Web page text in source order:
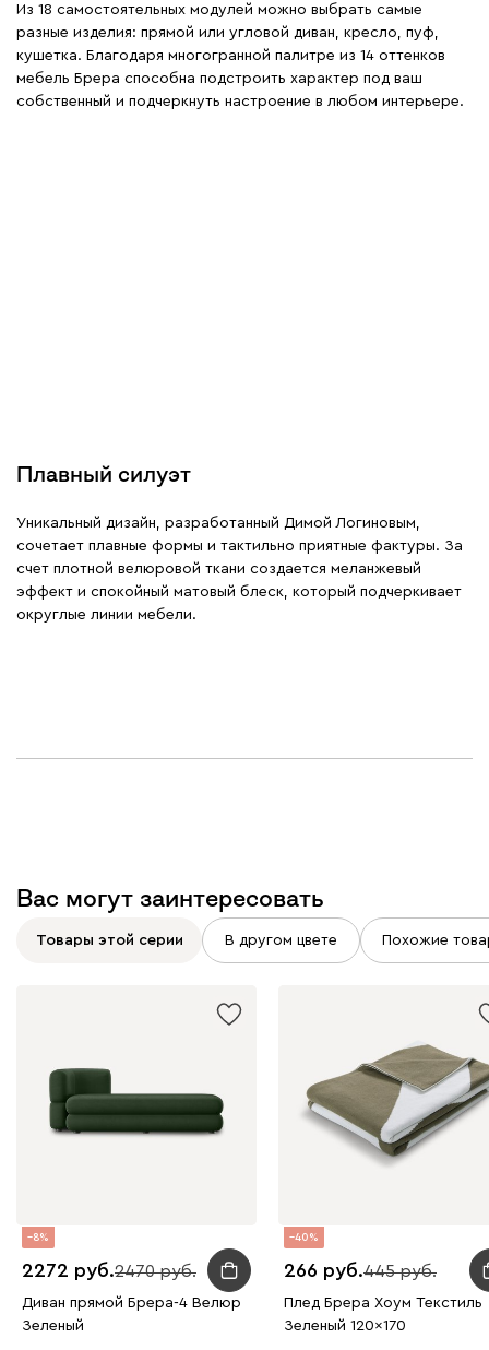
Из 18 самостоятельных модулей можно выбрать самые
разные изделия: прямой или угловой диван, кресло, пуф,
кушетка. Благодаря многогранной палитре из 14 оттенков
мебель Брера способна подстроить характер под ваш
собственный и подчеркнуть настроение в любом интерьере.
Плавный силуэт
Уникальный дизайн, разработанный Димой Логиновым,
сочетает плавные формы и тактильно приятные фактуры. За
счет плотной велюровой ткани создается меланжевый
эффект и спокойный матовый блеск, который подчеркивает
округлые линии мебели.
Вас могут заинтересовать
Товары этой серии В другом цвете Похожие
8
2272 2470
Диван прямой Брера-4 Велюр
Зеленый
40
266 445
Плед Брера Хоум Текстиль
Зеленый 120x170